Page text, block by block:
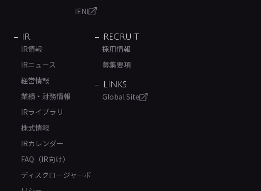
IENI
IR
IR情報
IRニュース
経営情報
業績・財務情報
IRライブラリ
株式情報
IRカレンダー
FAQ（IR向け）
ディスクロージャーポ
RECRUIT
採用情報
募集要項
LINKS
Global Site